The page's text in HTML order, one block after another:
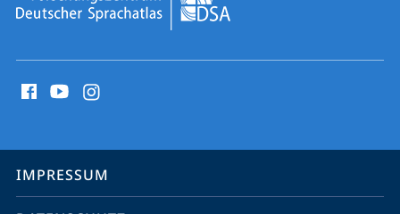
Media
Service-
Navigation
IMPRESSUM